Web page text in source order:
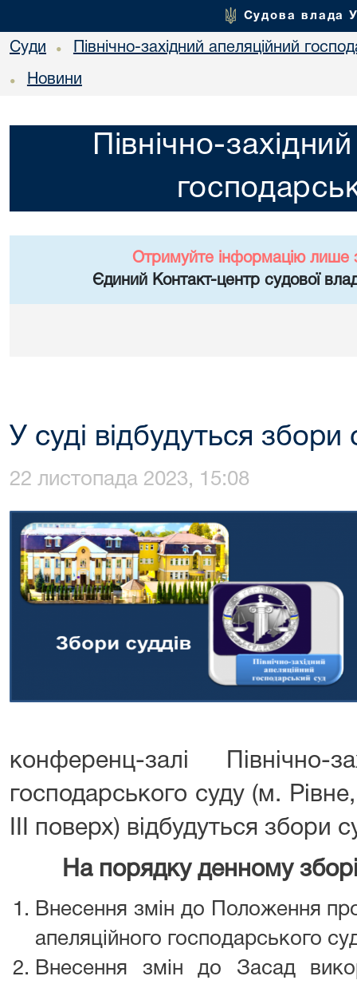
Судова влада
Суди • Північно-західний апеляційний
• Новини
Північно-
Отримуйте інформацію лише
Єдиний Контакт-центр судової
У суді відбудуться збори
22 листопада 2023, 15:08
конференц-залі Північно-
господарського суду (м.
ІІІ поверх) відбудуться збори
На порядку денному
Внесення змін до Положення
апеляційного господарського
Внесення змін до Засад